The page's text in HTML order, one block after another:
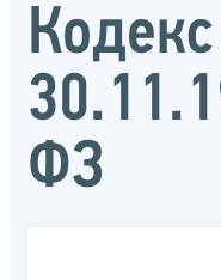
ФЗ